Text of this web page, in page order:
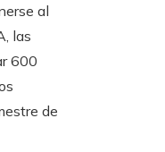
al
las
600
de